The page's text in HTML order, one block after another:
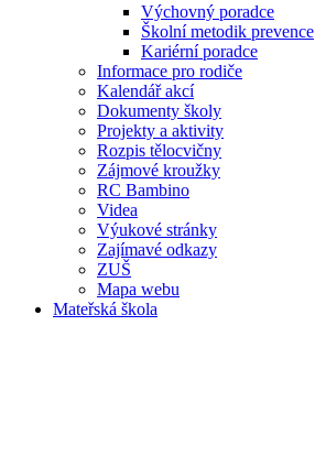
Výchovný poradce
Školní metodik prevence
Kariérní poradce
Informace pro rodiče
Kalendář akcí
Dokumenty školy
Projekty a aktivity
Rozpis tělocvičny
Zájmové kroužky
RC Bambino
Videa
Výukové stránky
Zajímavé odkazy
ZUŠ
Mapa webu
Mateřská škola